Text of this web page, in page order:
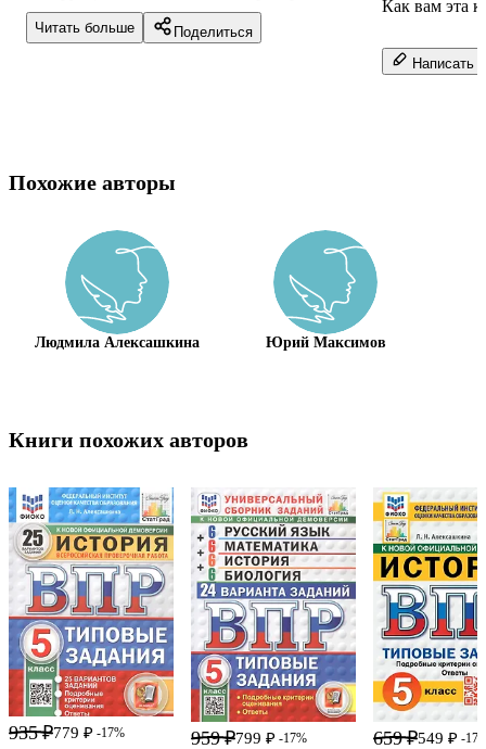
оценивания, ответы.
Читать больше Поделиться
Как вам эта
Написать
Похожие авторы
Людмила Алексашкина Юрий Максимов
Книги похожих авторов
935 ₽779 ₽ -17% 959 ₽799 ₽ -17% 659 ₽549 ₽ -